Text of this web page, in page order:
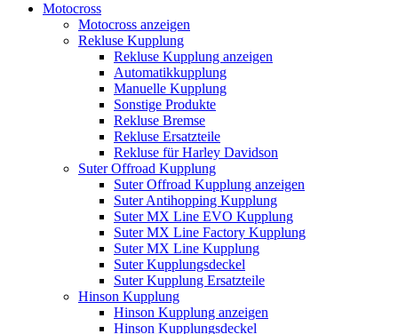
Motocross
Motocross anzeigen
Rekluse Kupplung
Rekluse Kupplung anzeigen
Automatikkupplung
Manuelle Kupplung
Sonstige Produkte
Rekluse Bremse
Rekluse Ersatzteile
Rekluse für Harley Davidson
Suter Offroad Kupplung
Suter Offroad Kupplung anzeigen
Suter Antihopping Kupplung
Suter MX Line EVO Kupplung
Suter MX Line Factory Kupplung
Suter MX Line Kupplung
Suter Kupplungsdeckel
Suter Kupplung Ersatzteile
Hinson Kupplung
Hinson Kupplung anzeigen
Hinson Kupplungsdeckel